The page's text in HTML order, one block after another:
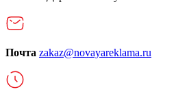
Почта zakaz@novayareklama.ru